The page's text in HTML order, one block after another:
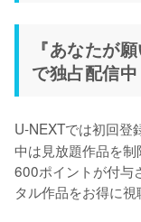
『あなたが
で独占配信中
U-NEXTでは初回登
中は見放題作品を
600ポイントが付与
タル作品をお得に視